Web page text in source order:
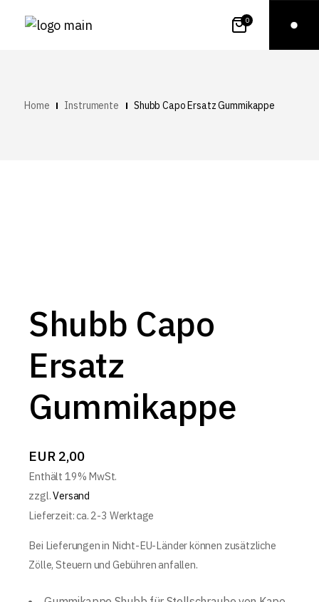
0
Home Instrumente Shubb Capo Ersatz Gummikappe
Shubb Capo
Ersatz
Gummikappe
EUR 2,00
Enthält 19% MwSt.
zzgl.Versand
Lieferzeit: ca. 2-3 Werktage
Bei Lieferungen in Nicht-EU-Länder können zusätzliche
Zölle, Steuern und Gebühren anfallen.